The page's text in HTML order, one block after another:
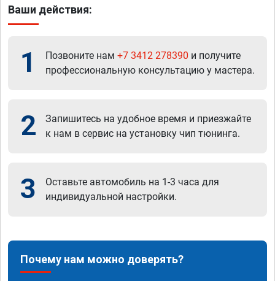
Ваши действия:
1 Позвоните нам +7 3412 278390 и получите
профессиональную консультацию у мастера.
2
Запишитесь на удобное время и приезжайте
к нам в сервис на установку чип тюнинга.
3
Оставьте автомобиль на 1-3 часа для
индивидуальной настройки.
Почему нам можно доверять?